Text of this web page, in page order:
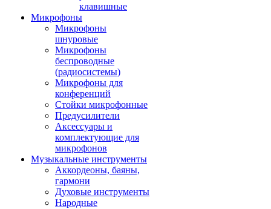
клавишные
Микрофоны
Микрофоны
шнуровые
Микрофоны
беспроводные
(радиосистемы)
Микрофоны для
конференций
Стойки микрофонные
Предусилители
Аксессуары и
комплектующие для
микрофонов
Музыкальные инструменты
Аккордеоны, баяны,
гармони
Духовые инструменты
Народные